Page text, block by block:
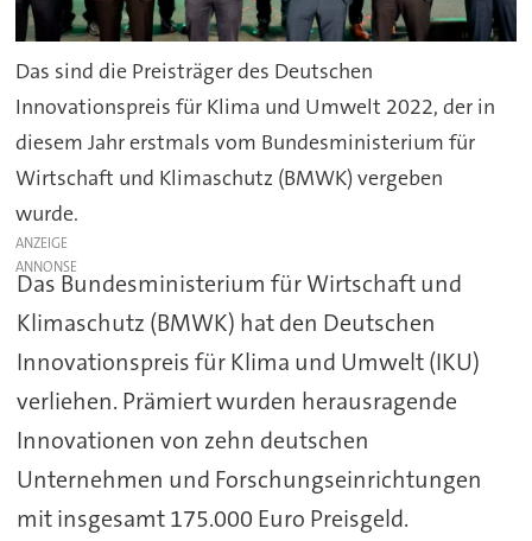
Das sind die Preisträger des Deutschen
Innovationspreis für Klima und Umwelt 2022, der in
diesem Jahr erstmals vom Bundesministerium für
Wirtschaft und Klimaschutz (BMWK) vergeben
wurde.
ANZEIGE
Das Bundesministerium für Wirtschaft und
Klimaschutz (BMWK) hat den Deutschen
Innovationspreis für Klima und Umwelt (IKU)
verliehen. Prämiert wurden herausragende
Innovationen von zehn deutschen
Unternehmen und Forschungseinrichtungen
mit insgesamt 175.000 Euro Preisgeld.